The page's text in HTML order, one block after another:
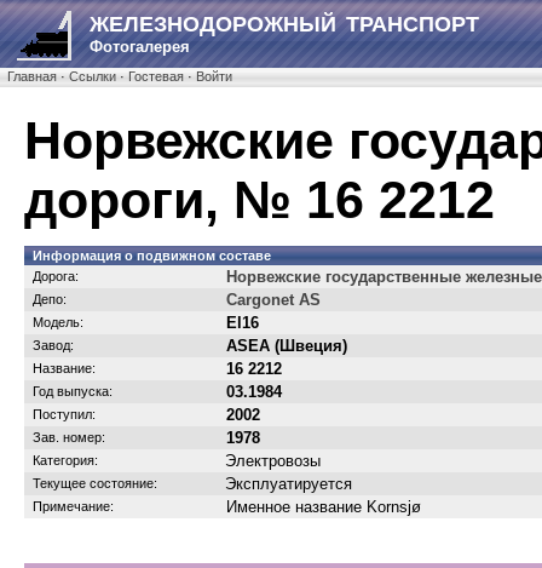
ЖЕЛЕЗНОДОРОЖНЫЙ ТРАНСПОРТ
Фотогалерея
Главная·Ссылки·Гостевая·Войти
Норвежские
дороги, № 16 2212
Информация о подвижном составе
Дорога:
Норвежские государственные
Депо: Cargonet AS
Модель: El16
Завод: ASEA (Швеция)
Название: 16 2212
Год выпуска: 03.1984
Поступил: 2002
Зав. номер: 1978
Категория: Электровозы
Текущее состояние: Эксплуатируется
Примечание: Именное название Kornsjø